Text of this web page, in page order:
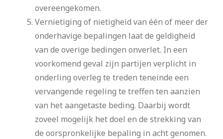
overeengekomen.
Vernietiging of nietigheid van één of meer der
onderhavige bepalingen laat de geldigheid
van de overige bedingen onverlet. In een
voorkomend geval zijn partijen verplicht in
onderling overleg te treden teneinde een
vervangende regeling te treffen ten aanzien
van het aangetaste beding. Daarbij wordt
zoveel mogelijk het doel en de strekking van
de oorspronkelijke bepaling in acht genomen.